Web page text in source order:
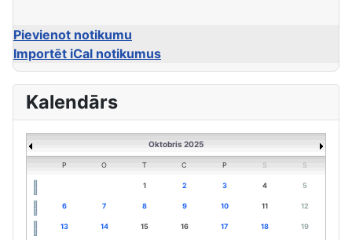
Pievienot notikumu
Importēt iCal notikumus
Kalendārs
Oktobris 2025
P O T C P S S
1 2 3 4 5
6 7 8 9 10 11 12
13 14 15 16 17 18 19